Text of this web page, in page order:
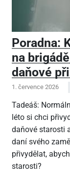
Poradna:
na
daňové
1. července 2026
Tadeáš:
léto si chci
daňové starosti
daní svého
přivydělat,
starosti?